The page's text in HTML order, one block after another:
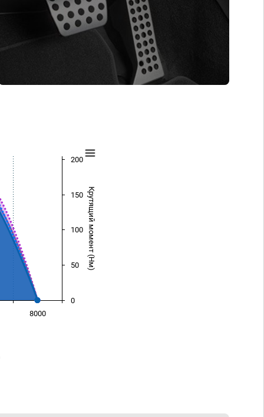
Крутящий момент (Нм)
8000
0
50
100
150
200